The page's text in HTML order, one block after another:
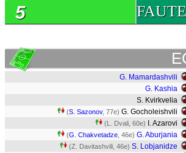
5
G. Mamardashvili
G. Kashia
S. Kvirkvelia
(S. Sazonov, 77e) G. Gocholeishvili
(L. Dvali, 60e) I. Azarovi
(G. Chakvetadze , 46e) G. Aburjania
(Z. Davitashvili, 46e) S. Lobjanidze